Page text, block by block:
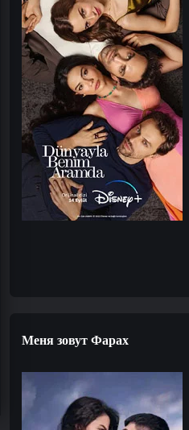
Меня зовут Фарах